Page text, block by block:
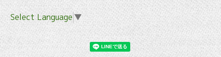
Select Language ▼